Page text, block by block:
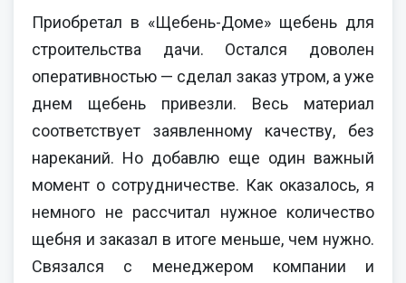
Приобретал в «Щебень-Доме» щебень для
строительства дачи. Остался доволен
оперативностью — сделал заказ утром, а уже
днем щебень привезли. Весь материал
соответствует заявленному качеству, без
нареканий. Но добавлю еще один важный
момент о сотрудничестве. Как оказалось, я
немного не рассчитал нужное количество
щебня и заказал в итоге меньше, чем нужно.
Связался с менеджером компании и